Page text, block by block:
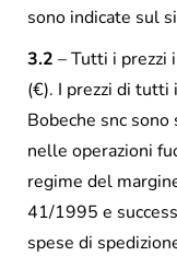
sono indicate sul
3.2 – Tutti i prezzi
(€). I prezzi di tutti
Bobeche snc
nelle operazioni
regime del
41/1995 e
spese di